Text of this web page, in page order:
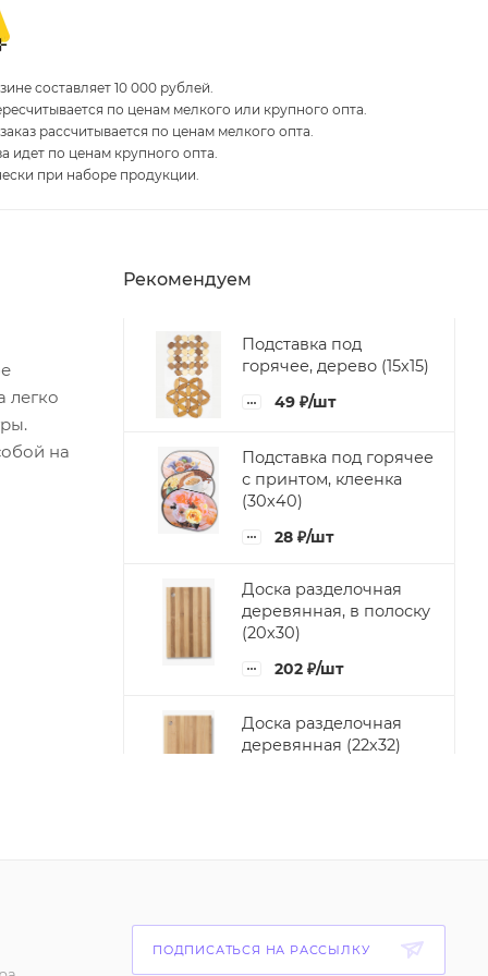
составляет 10 000 рублей.
по ценам мелкого или крупного опта.
рассчитывается по ценам мелкого опта.
идет по ценам крупного опта.
при наборе продукции.
легко
на
Рекомендуем
Подставка под
горячее, дерево (15х15)
49 ₽/шт
Подставка под горячее
с принтом, клеенка
(30х40)
28 ₽/шт
Доска разделочная
деревянная, в полоску
(20х30)
202 ₽/шт
Доска разделочная
деревянная (22х32)
Нож для чистки
ПОДПИСАТЬСЯ НА РАССЫЛКУ